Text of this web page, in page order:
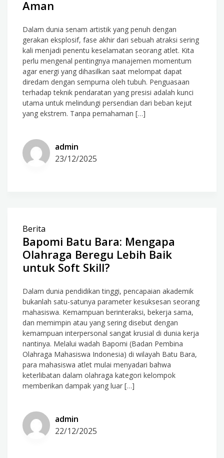
Aman
Dalam dunia senam artistik yang penuh dengan
gerakan eksplosif, fase akhir dari sebuah atraksi sering
kali menjadi penentu keselamatan seorang atlet. Kita
perlu mengenal pentingnya manajemen momentum
agar energi yang dihasilkan saat melompat dapat
diredam dengan sempurna oleh tubuh. Penguasaan
terhadap teknik pendaratan yang presisi adalah kunci
utama untuk melindungi persendian dari beban kejut
yang ekstrem. Tanpa pemahaman […]
admin
23/12/2025
Berita
Bapomi Batu Bara: Mengapa
Olahraga Beregu Lebih Baik
untuk Soft Skill?
Dalam dunia pendidikan tinggi, pencapaian akademik
bukanlah satu-satunya parameter kesuksesan seorang
mahasiswa. Kemampuan berinteraksi, bekerja sama,
dan memimpin atau yang sering disebut dengan
kemampuan interpersonal sangat krusial di dunia kerja
nantinya. Melalui wadah Bapomi (Badan Pembina
Olahraga Mahasiswa Indonesia) di wilayah Batu Bara,
para mahasiswa atlet mulai menyadari bahwa
keterlibatan dalam olahraga kategori kelompok
memberikan dampak yang luar […]
admin
22/12/2025